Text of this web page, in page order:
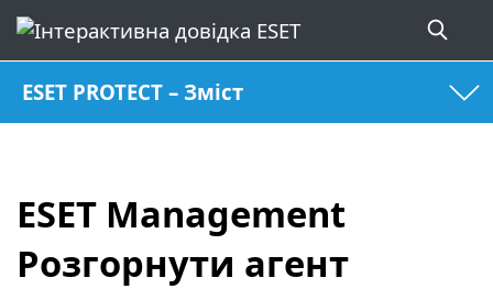
ESET PROTECT – Зміст
ESET Management
Pозгорнути агент